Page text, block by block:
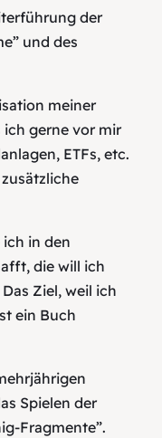
der
und des
meiner
ich gerne vor mir
ETFs, etc.
ich in den
die will ich
Ziel, weil ich
ein Buch
Spielen der
Fragmente”.